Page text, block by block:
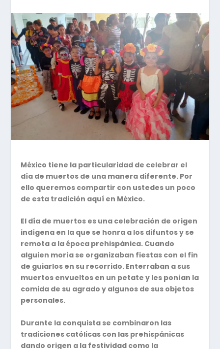
México tiene la particularidad de celebrar el
día de muertos de una manera diferente. Por
ello queremos compartir con ustedes un poco
de esta tradición aquí en México.
El día de muertos es una celebración de origen
indígena en la que se honra a los difuntos y se
remota a la época prehispánica. Cuando
alguien moría se organizaban fiestas con el fin
de guiarlos en su recorrido. Enterraban a sus
muertos envueltos en un petate y les ponían la
comida de su agrado y algunos de sus objetos
personales.
Durante la conquista se combinaron las
tradiciones católicas con las prehispánicas
dando origen a la festividad como la